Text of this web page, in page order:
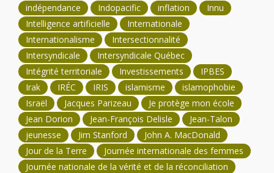
indépendance
Indopacific inflation
Innu
Intelligence artificielle
Internationale
Internationalisme
Intersectionnalité
Intersyndicale
Intersyndicale Québec
Intégrité territoriale
Investissements
IPBES
Irak
IRÉC IRIS islamisme
islamophobie
Israël
Jacques Parizeau
Je protège mon école
Jean Dorion
Jean-François Delisle
Jean-Talon
jeunesse
Jim Stanford
John A. MacDonald
Jour de la Terre
Journée internationale des femmes
Journée nationale de la vérité et de la réconciliation